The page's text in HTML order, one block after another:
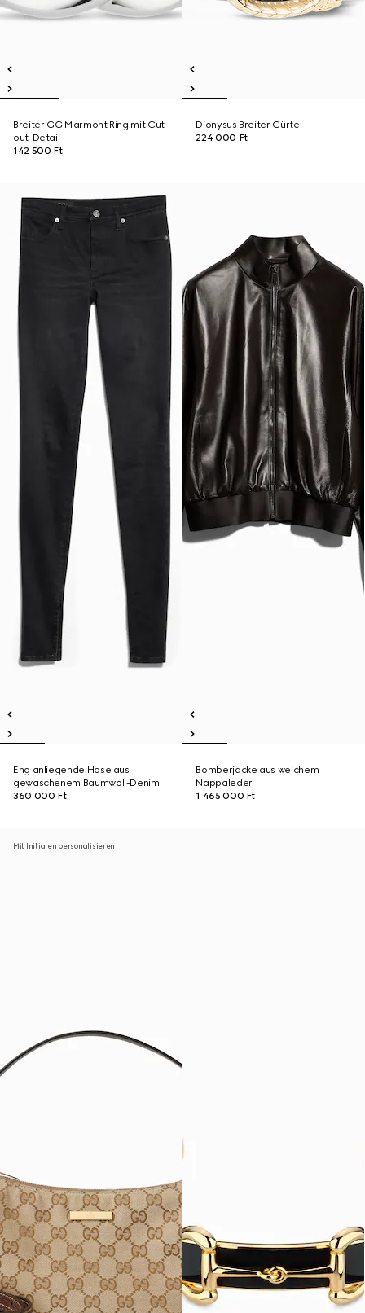
Breiter GG Marmont Ring mit Cut-
out-Detail
142 500 Ft
Dionysus Breiter Gürtel
224 000 Ft
Eng anliegende Hose aus
gewaschenem Baumwoll-Denim
360 000 Ft
Bomberjacke aus weichem
Nappaleder
1 465 000 Ft
Mit Initialen personalisieren